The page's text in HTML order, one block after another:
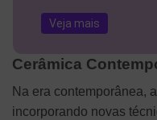
Veja mais
Cerâmica
Na era contemporânea,
incorporando novas